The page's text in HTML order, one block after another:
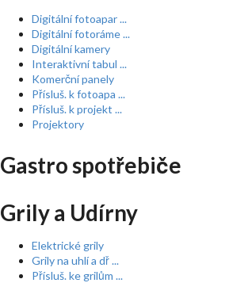
Digitální fotoapar ...
Digitální fotoráme ...
Digitální kamery
Interaktivní tabul ...
Komerční panely
Přísluš. k fotoapa ...
Přísluš. k projekt ...
Projektory
Gastro spotřebiče
Grily a Udírny
Elektrické grily
Grily na uhlí a dř ...
Přísluš. ke grilům ...